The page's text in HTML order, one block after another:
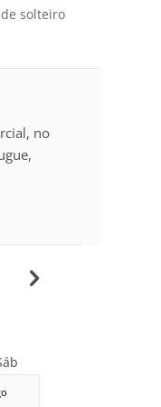
solteiro
no